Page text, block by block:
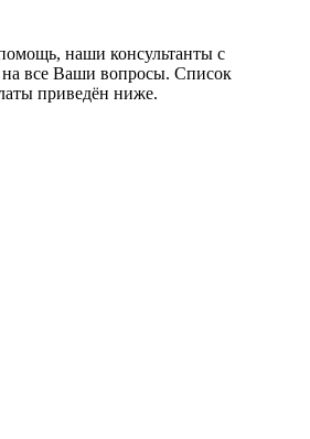
наши консультанты с
на все Ваши вопросы. Список
приведён ниже.